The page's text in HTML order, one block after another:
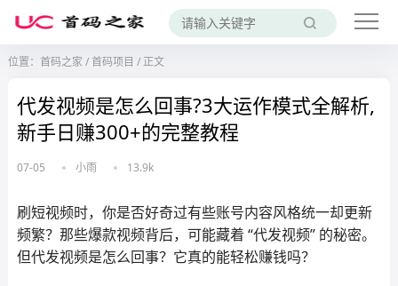
位置： 首码之家 /首码项目 /正文
代发视频是怎么回事?3大运作模式全解析,
新手日赚300+的完整教程
07-05 小雨 13.9k
刷短视频时，你是否好奇过有些账号内容风格统一却更新
频繁？那些爆款视频背后，可能藏着 “代发视频” 的秘密。
但代发视频是怎么回事？它真的能轻松赚钱吗？